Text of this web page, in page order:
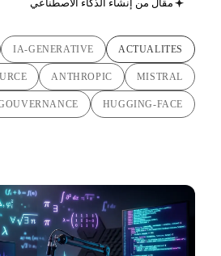
مقال من إنشاء الذكاء الاصطناعي
ACTUALITES
IA-GENERATIVE
MISTRAL
ANTHROPIC
HUGGING-FACE